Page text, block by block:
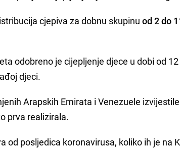
cjepiva za dobnu skupinu od 2 do
odobreno je cijepljenje djece u dobi od
djeci.
Arapskih Emirata i Venezuele
prva realizirala.
od posljedica koronavirusa, koliko ih je na